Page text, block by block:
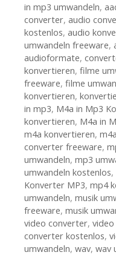
in mp3 umwandeln,
converter, audio
kostenlos, audio
umwandeln freeware,
audioformate,
konvertieren, filme
freeware, filme
konvertieren,
in mp3, M4a in Mp3
konvertieren, M4a in
m4a konvertieren,
converter freeware,
umwandeln, mp3
umwandeln kostenlos,
Konverter MP3, mp4
umwandeln, musik
freeware, musik
video converter,
converter kostenlos,
umwandeln, wav, wav